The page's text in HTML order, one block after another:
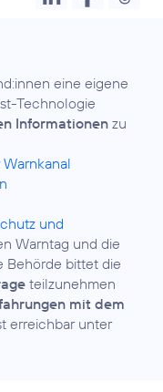
eine eigene
Technologie
Informationen zu
und
Warntag und die
Behörde bittet die
teilzunehmen
mit dem
erreichbar unter